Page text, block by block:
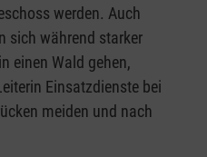
werden. Auch
sich während starker
einen Wald gehen,
Einsatzdienste bei
meiden und nach